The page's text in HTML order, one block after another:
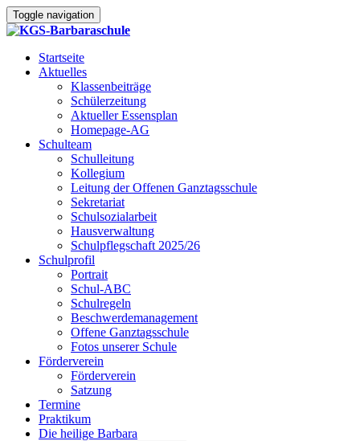
Toggle navigation
Startseite
Aktuelles
Klassenbeiträge
Schülerzeitung
Aktueller Essensplan
Homepage-AG
Schulteam
Schulleitung
Kollegium
Leitung der Offenen Ganztagsschule
Sekretariat
Schulsozialarbeit
Hausverwaltung
Schulpflegschaft 2025/26
Schulprofil
Portrait
Schul-ABC
Schulregeln
Beschwerdemanagement
Offene Ganztagsschule
Fotos unserer Schule
Förderverein
Förderverein
Satzung
Termine
Praktikum
Die heilige Barbara